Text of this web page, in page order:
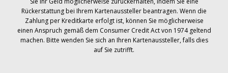
Rückerstattung bei Ihrem Kartenaussteller beantragen. Wenn die
Zahlung per Kreditkarte erfolgt ist, können Sie möglicherweise
einen Anspruch gemäß dem Consumer Credit Act von 1974 geltend
machen. Bitte wenden Sie sich an Ihren Kartenaussteller, falls dies
auf Sie zutrifft.